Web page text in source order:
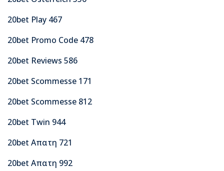
20bet Play 467
20bet Promo Code 478
20bet Reviews 586
20bet Scommesse 171
20bet Scommesse 812
20bet Twin 944
20bet Απατη 721
20bet Απατη 992